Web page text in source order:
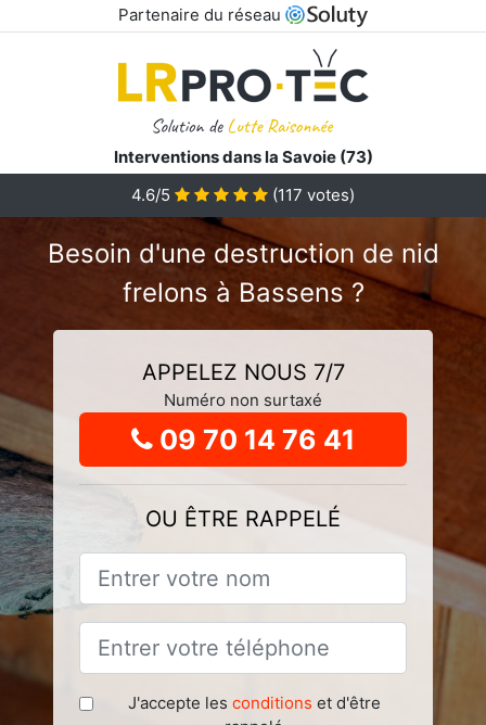
Partenaire du réseau
Interventions dans la Savoie (73)
4.6/5 (117 votes)
Besoin d'une destruction de nid
frelons à Bassens ?
APPELEZ NOUS 7/7
Numéro non surtaxé
09 70 14 76 41
OU ÊTRE RAPPELÉ
J'accepte les conditions et d'être